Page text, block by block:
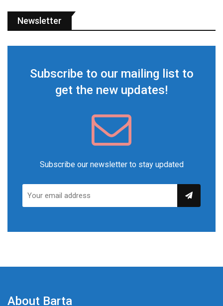
Newsletter
Subscribe to our mailing list to
get the new updates!
Subscribe our newsletter to stay updated
About Barta